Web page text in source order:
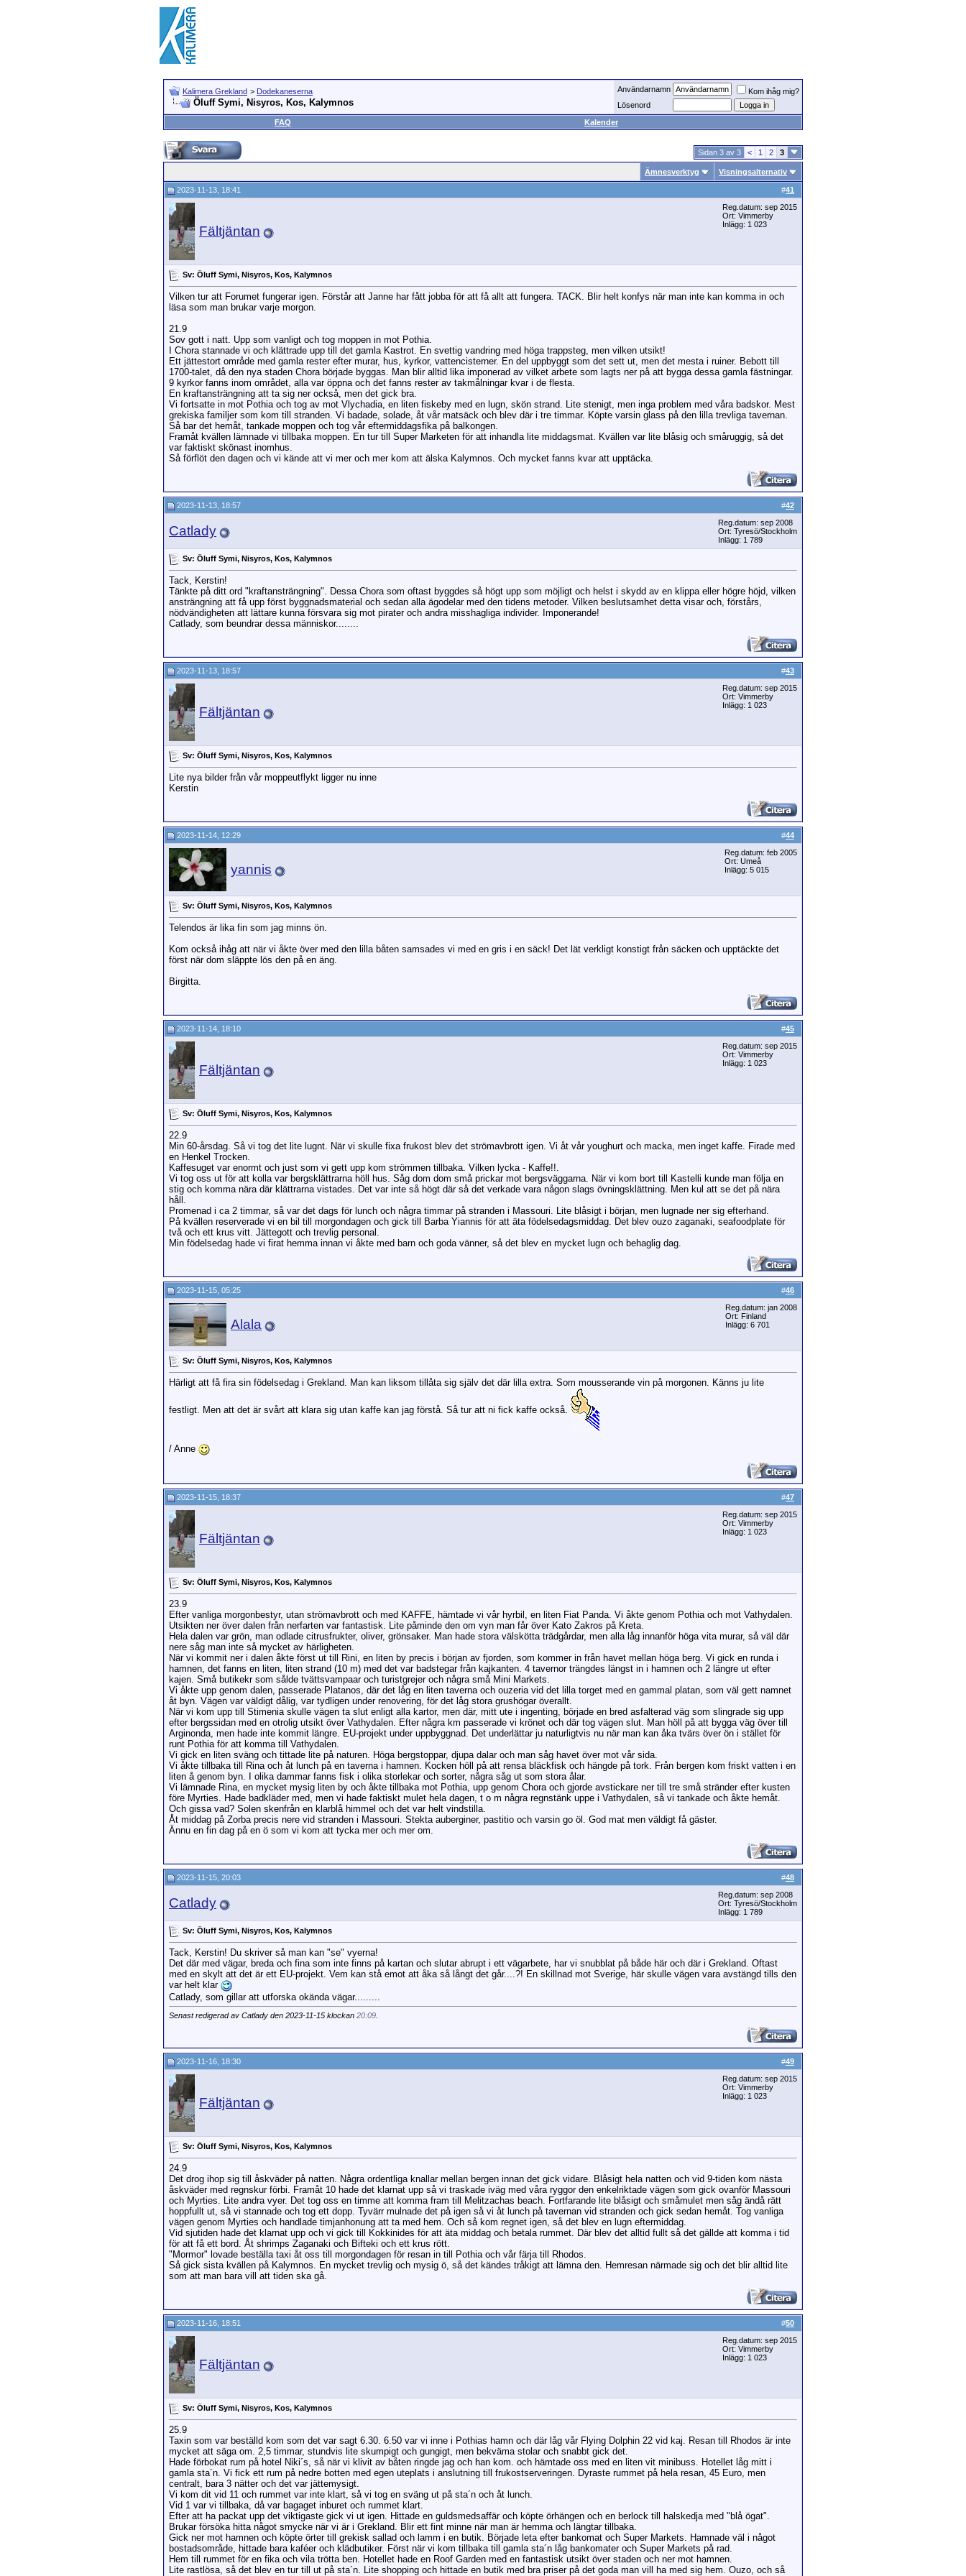
Kalimera Grekland > Dodekaneserna
Öluff Symi, Nisyros, Kos, Kalymnos
Användarnamn
Kom ihåg mig?
Lösenord
FAQ
Kalender
Sidan 3 av 3 < 1 2 3
Ämnesverktyg Visningsalternativ
#41
2023-11-13, 18:41
Fältjäntan
Reg.datum: sep 2015
Ort: Vimmerby
Inlägg: 1 023
Sv: Öluff Symi, Nisyros, Kos, Kalymnos
Vilken tur att Forumet fungerar igen. Förstår att Janne har fått jobba för att få allt att fungera. TACK. Blir helt konfys när man inte kan komma in och
läsa som man brukar varje morgon.
21.9
Sov gott i natt. Upp som vanligt och tog moppen in mot Pothia.
I Chora stannade vi och klättrade upp till det gamla Kastrot. En svettig vandring med höga trappsteg, men vilken utsikt!
Ett jättestort område med gamla rester efter murar, hus, kyrkor, vattencisterner. En del uppbyggt som det sett ut, men det mesta i ruiner. Bebott till
1700-talet, då den nya staden Chora började byggas. Man blir alltid lika imponerad av vilket arbete som lagts ner på att bygga dessa gamla fästningar.
9 kyrkor fanns inom området, alla var öppna och det fanns rester av takmålningar kvar i de flesta.
En kraftansträngning att ta sig ner också, men det gick bra.
Vi fortsatte in mot Pothia och tog av mot Vlychadia, en liten fiskeby med en lugn, skön strand. Lite stenigt, men inga problem med våra badskor. Mest
grekiska familjer som kom till stranden. Vi badade, solade, åt vår matsäck och blev där i tre timmar. Köpte varsin glass på den lilla trevliga tavernan.
Så bar det hemåt, tankade moppen och tog vår eftermiddagsfika på balkongen.
Framåt kvällen lämnade vi tillbaka moppen. En tur till Super Marketen för att inhandla lite middagsmat. Kvällen var lite blåsig och småruggig, så det
var faktiskt skönast inomhus.
Så förflöt den dagen och vi kände att vi mer och mer kom att älska Kalymnos. Och mycket fanns kvar att upptäcka.
#42
2023-11-13, 18:57
Catlady
Reg.datum: sep 2008
Ort: Tyresö/Stockholm
Inlägg: 1 789
Sv: Öluff Symi, Nisyros, Kos, Kalymnos
Tack, Kerstin!
Tänkte på ditt ord "kraftansträngning". Dessa Chora som oftast byggdes så högt upp som möjligt och helst i skydd av en klippa eller högre höjd, vilken
ansträngning att få upp först byggnadsmaterial och sedan alla ägodelar med den tidens metoder. Vilken beslutsamhet detta visar och, förstårs,
nödvändigheten att lättare kunna försvara sig mot pirater och andra misshagliga individer. Imponerande!
Catlady, som beundrar dessa människor........
#43
2023-11-13, 18:57
Fältjäntan
Reg.datum: sep 2015
Ort: Vimmerby
Inlägg: 1 023
Sv: Öluff Symi, Nisyros, Kos, Kalymnos
Lite nya bilder från vår moppeutflykt ligger nu inne
Kerstin
#44
2023-11-14, 12:29
yannis
Reg.datum: feb 2005
Ort: Umeå
Inlägg: 5 015
Sv: Öluff Symi, Nisyros, Kos, Kalymnos
Telendos är lika fin som jag minns ön.
Kom också ihåg att när vi åkte över med den lilla båten samsades vi med en gris i en säck! Det lät verkligt konstigt från säcken och upptäckte det
först när dom släppte lös den på en äng.
Birgitta.
#45
2023-11-14, 18:10
Fältjäntan
Reg.datum: sep 2015
Ort: Vimmerby
Inlägg: 1 023
Sv: Öluff Symi, Nisyros, Kos, Kalymnos
22.9
Min 60-årsdag. Så vi tog det lite lugnt. När vi skulle fixa frukost blev det strömavbrott igen. Vi åt vår youghurt och macka, men inget kaffe. Firade med
en Henkel Trocken.
Kaffesuget var enormt och just som vi gett upp kom strömmen tillbaka. Vilken lycka - Kaffe!!.
Vi tog oss ut för att kolla var bergsklättrarna höll hus. Såg dom dom små prickar mot bergsväggarna. När vi kom bort till Kastelli kunde man följa en
stig och komma nära där klättrarna vistades. Det var inte så högt där så det verkade vara någon slags övningsklättning. Men kul att se det på nära
håll.
Promenad i ca 2 timmar, så var det dags för lunch och några timmar på stranden i Massouri. Lite blåsigt i början, men lugnade ner sig efterhand.
På kvällen reserverade vi en bil till morgondagen och gick till Barba Yiannis för att äta födelsedagsmiddag. Det blev ouzo zaganaki, seafoodplate för
två och ett krus vitt. Jättegott och trevlig personal.
Min födelsedag hade vi firat hemma innan vi åkte med barn och goda vänner, så det blev en mycket lugn och behaglig dag.
#46
2023-11-15, 05:25
Alala
Reg.datum: jan 2008
Ort: Finland
Inlägg: 6 701
Sv: Öluff Symi, Nisyros, Kos, Kalymnos
Härligt att få fira sin födelsedag i Grekland. Man kan liksom tillåta sig själv det där lilla extra. Som mousserande vin på morgonen. Känns ju lite
festligt. Men att det är svårt att klara sig utan kaffe kan jag förstå. Så tur att ni fick kaffe också.
/ Anne
#47
2023-11-15, 18:37
Fältjäntan
Reg.datum: sep 2015
Ort: Vimmerby
Inlägg: 1 023
Sv: Öluff Symi, Nisyros, Kos, Kalymnos
23.9
Efter vanliga morgonbestyr, utan strömavbrott och med KAFFE, hämtade vi vår hyrbil, en liten Fiat Panda. Vi åkte genom Pothia och mot Vathydalen.
Utsikten ner över dalen från nerfarten var fantastisk. Lite påminde den om vyn man får över Kato Zakros på Kreta.
Hela dalen var grön, man odlade citrusfrukter, oliver, grönsaker. Man hade stora välskötta trädgårdar, men alla låg innanför höga vita murar, så väl där
nere såg man inte så mycket av härligheten.
När vi kommit ner i dalen åkte först ut till Rini, en liten by precis i början av fjorden, som kommer in från havet mellan höga berg. Vi gick en runda i
hamnen, det fanns en liten, liten strand (10 m) med det var badstegar från kajkanten. 4 tavernor trängdes längst in i hamnen och 2 längre ut efter
kajen. Små butikekr som sålde tvättsvampaar och turistgrejer och några små Mini Markets.
Vi åkte upp genom dalen, passerade Platanos, där det låg en liten taverna och ouzeria vid det lilla torget med en gammal platan, som väl gett namnet
åt byn. Vägen var väldigt dålig, var tydligen under renovering, för det låg stora grushögar överallt.
När vi kom upp till Stimenia skulle vägen ta slut enligt alla kartor, men där, mitt ute i ingenting, började en bred asfalterad väg som slingrade sig upp
efter bergssidan med en otrolig utsikt över Vathydalen. Efter några km passerade vi krönet och där tog vägen slut. Man höll på att bygga väg över till
Arginonda, men hade inte kommit längre. EU-projekt under uppbyggnad. Det underlättar ju naturligtvis nu när man kan åka tvärs över ön i stället för
runt Pothia för att komma till Vathydalen.
Vi gick en liten sväng och tittade lite på naturen. Höga bergstoppar, djupa dalar och man såg havet över mot vår sida.
Vi åkte tillbaka till Rina och åt lunch på en taverna i hamnen. Kocken höll på att rensa bläckfisk och hängde på tork. Från bergen kom friskt vatten i en
liten å genom byn. I olika dammar fanns fisk i olika storlekar och sorter, några såg ut som stora ålar.
Vi lämnade Rina, en mycket mysig liten by och åkte tillbaka mot Pothia, upp genom Chora och gjorde avstickare ner till tre små stränder efter kusten
före Myrties. Hade badkläder med, men vi hade faktiskt mulet hela dagen, t o m några regnstänk uppe i Vathydalen, så vi tankade och åkte hemåt.
Och gissa vad? Solen skenfrån en klarblå himmel och det var helt vindstilla.
Åt middag på Zorba precis nere vid stranden i Massouri. Stekta auberginer, pastitio och varsin go öl. God mat men väldigt få gäster.
Ännu en fin dag på en ö som vi kom att tycka mer och mer om.
#48
2023-11-15, 20:03
Catlady
Reg.datum: sep 2008
Ort: Tyresö/Stockholm
Inlägg: 1 789
Sv: Öluff Symi, Nisyros, Kos, Kalymnos
Tack, Kerstin! Du skriver så man kan "se" vyerna!
Det där med vägar, breda och fina som inte finns på kartan och slutar abrupt i ett vägarbete, har vi snubblat på både här och där i Grekland. Oftast
med en skylt att det är ett EU-projekt. Vem kan stå emot att åka så långt det går....?! En skillnad mot Sverige, här skulle vägen vara avstängd tills den
var helt klar
Catlady, som gillar att utforska okända vägar.........
Senast redigerad av Catlady den 2023-11-15 klockan 20:09
#49
2023-11-16, 18:30
Fältjäntan
Reg.datum: sep 2015
Ort: Vimmerby
Inlägg: 1 023
Sv: Öluff Symi, Nisyros, Kos, Kalymnos
24.9
Det drog ihop sig till åskväder på natten. Några ordentliga knallar mellan bergen innan det gick vidare. Blåsigt hela natten och vid 9-tiden kom nästa
åskväder med regnskur förbi. Framåt 10 hade det klarnat upp så vi traskade iväg med våra ryggor den enkelriktade vägen som gick ovanför Massouri
och Myrties. Lite andra vyer. Det tog oss en timme att komma fram till Melitzachas beach. Fortfarande lite blåsigt och småmulet men såg ändå rätt
hoppfullt ut, så vi stannade och tog ett dopp. Tyvärr mulnade det på igen så vi åt lunch på tavernan vid stranden och gick sedan hemåt. Tog vanliga
vägen genom Myrties och handlade timjanhonung att ta med hem. Och så kom regnet igen, så det blev en lugn eftermiddag.
Vid sjutiden hade det klarnat upp och vi gick till Kokkinides för att äta middag och betala rummet. Där blev det alltid fullt så det gällde att komma i tid
för att få ett bord. Åt shrimps Zaganaki och Bifteki och ett krus rött.
"Mormor" lovade beställa taxi åt oss till morgondagen för resan in till Pothia och vår färja till Rhodos.
Så gick sista kvällen på Kalymnos. En mycket trevlig och mysig ö, så det kändes tråkigt att lämna den. Hemresan närmade sig och det blir alltid lite
som att man bara vill att tiden ska gå.
#50
2023-11-16, 18:51
Fältjäntan
Reg.datum: sep 2015
Ort: Vimmerby
Inlägg: 1 023
Sv: Öluff Symi, Nisyros, Kos, Kalymnos
25.9
Taxin som var beställd kom som det var sagt 6.30. 6.50 var vi inne i Pothias hamn och där låg vår Flying Dolphin 22 vid kaj. Resan till Rhodos är inte
mycket att säga om. 2,5 timmar, stundvis lite skumpigt och gungigt, men bekväma stolar och snabbt gick det.
Hade förbokat rum på hotel Niki´s, så när vi klivit av båten ringde jag och han kom. och hämtade oss med en liten vit minibuss. Hotellet låg mitt i
gamla sta´n. Vi fick ett rum på nedre botten med egen uteplats i anslutning till frukostserveringen. Dyraste rummet på hela resan, 45 Euro, men
centralt, bara 3 nätter och det var jättemysigt.
Vi kom dit vid 11 och rummet var inte klart, så vi tog en sväng ut på sta´n och åt lunch.
Vid 1 var vi tillbaka, då var bagaget inburet och rummet klart.
Efter att ha packat upp det viktigaste gick vi ut igen. Hittade en guldsmedsaffär och köpte örhängen och en berlock till halskedja med "blå ögat".
Brukar försöka hitta något smycke när vi är i Grekland. Blir ett fint minne när man är hemma och längtar tillbaka.
Gick ner mot hamnen och köpte örter till grekisk sallad och lamm i en butik. Började leta efter bankomat och Super Markets. Hamnade väl i något
bostadsområde, hittade bara kaféer och klädbutiker. Först när vi kom tillbaka till gamla sta´n låg bankomater och Super Markets på rad.
Hem till rummet för en fika och vila trötta ben. Hotellet hade en Roof Garden med en fantastisk utsikt över staden och ner mot hamnen.
Lite rastlösa, så det blev en tur till ut på sta´n. Lite shopping och hittade en butik med bra priser på det goda man vill ha med sig hem. Ouzo, och så